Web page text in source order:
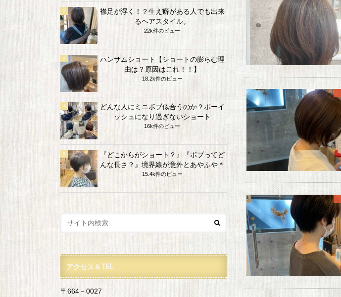
襟足が浮く！？生え癖がある人でも出来
るヘアスタイル。
22k件のビュー
ハンサムショート【ショートの膨らむ理
由は？原因はこれ！！】
18.2k件のビュー
どんな人にミニボブ似合うのか？ボーイ
ッシュになり過ぎないショート
16k件のビュー
『どこからがショート？』『ボブってど
んな長さ？』境界線が意外とあやふや＊
15.4k件のビュー
アクセス＆TEL
〒664－0027